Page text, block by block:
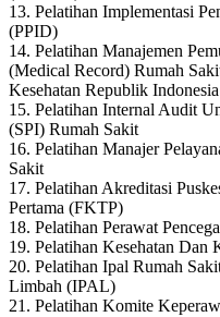
13. Pelatihan Implementasi
(PPID)
14. Pelatihan Manajemen
(Medical Record) Rumah
Kesehatan Republik
15. Pelatihan Internal Audit
(SPI) Rumah Sakit
16. Pelatihan Manajer
Sakit
17. Pelatihan Akreditasi
Pertama (FKTP)
18. Pelatihan Perawat
19. Pelatihan Kesehatan Dan
20. Pelatihan Ipal Rumah
Limbah (IPAL)
21. Pelatihan Komite